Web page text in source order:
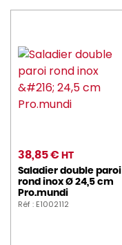
38,85 € HT
Saladier double paroi
rond inox Ø 24,5 cm
Pro.mundi
Réf : E1002112